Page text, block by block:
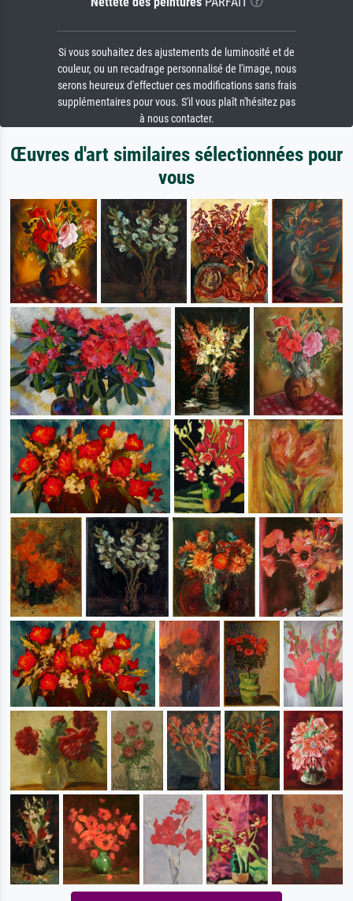
Si vous souhaitez des ajustements de luminosité et de
couleur, ou un recadrage personnalisé de l'image, nous
serons heureux d'effectuer ces modifications sans frais
supplémentaires pour vous. S'il vous plaît n'hésitez pas
à nous contacter.
Œuvres d'art similaires sélectionnées pour
vous